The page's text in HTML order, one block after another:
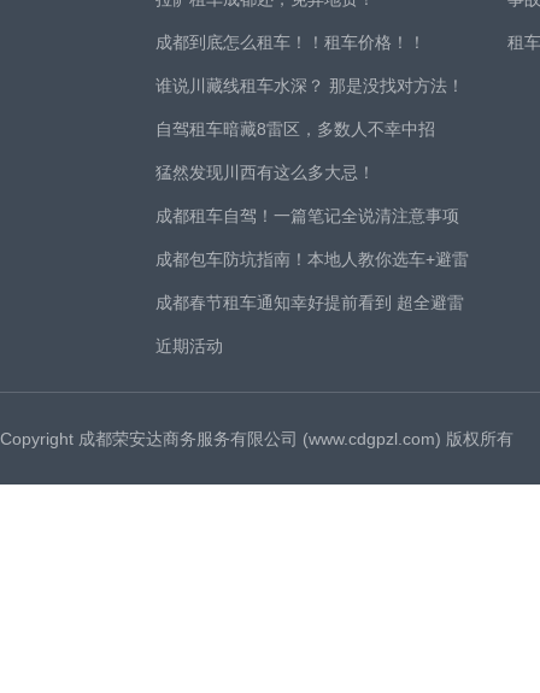
成都到底怎么租车！！租车价格！！
谁说川藏线租车水深？ 那是没找对方法！
自驾租车暗藏8雷区，多数人不幸中招
猛然发现川西有这么多大忌！
成都租车自驾！一篇笔记全说清注意事项
成都包车防坑指南！本地人教你选车+避雷
成都春节租车通知幸好提前看到 超全避雷
近期活动
租
Copyright 成都荣安达商务服务有限公司 (www.cdgpzl.com) 版权所有